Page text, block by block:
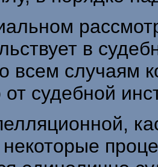
в
всем случаям
судебной
некоторые